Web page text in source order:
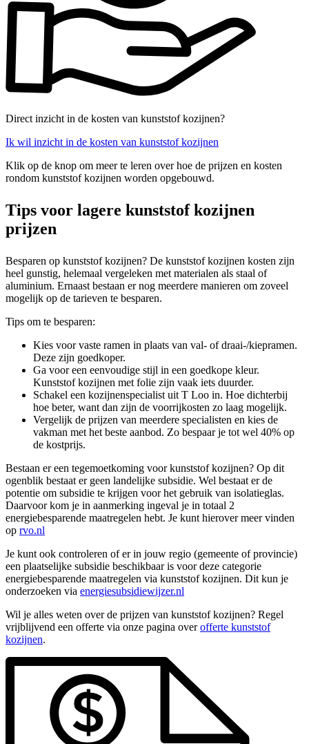
Direct inzicht in de kosten van kunststof kozijnen?
Ik wil inzicht in de kosten van kunststof kozijnen
Klik op de knop om meer te leren over hoe de prijzen en kosten
rondom kunststof kozijnen worden opgebouwd.
Tips voor lagere kunststof kozijnen
prijzen
Besparen op kunststof kozijnen? De kunststof kozijnen kosten zijn
heel gunstig, helemaal vergeleken met materialen als staal of
aluminium. Ernaast bestaan er nog meerdere manieren om zoveel
mogelijk op de tarieven te besparen.
Tips om te besparen:
Kies voor vaste ramen in plaats van val- of draai-/kiepramen.
Deze zijn goedkoper.
Ga voor een eenvoudige stijl in een goedkope kleur.
Kunststof kozijnen met folie zijn vaak iets duurder.
Schakel een kozijnenspecialist uit T Loo in. Hoe dichterbij
hoe beter, want dan zijn de voorrijkosten zo laag mogelijk.
Vergelijk de prijzen van meerdere specialisten en kies de
vakman met het beste aanbod. Zo bespaar je tot wel 40% op
de kostprijs.
Bestaan er een tegemoetkoming voor kunststof kozijnen? Op dit
ogenblik bestaat er geen landelijke subsidie. Wel bestaat er de
potentie om subsidie te krijgen voor het gebruik van isolatieglas.
Daarvoor kom je in aanmerking ingeval je in totaal 2
energiebesparende maatregelen hebt. Je kunt hierover meer vinden
op rvo.nl
Je kunt ook controleren of er in jouw regio (gemeente of provincie)
een plaatselijke subsidie beschikbaar is voor deze categorie
energiebesparende maatregelen via kunststof kozijnen. Dit kun je
onderzoeken via energiesubsidiewijzer.nl
Wil je alles weten over de prijzen van kunststof kozijnen? Regel
vrijblijvend een offerte via onze pagina overofferte kunststof
kozijnen.